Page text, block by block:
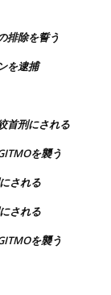
排除を誓う
を逮捕
首刑にされる
を襲う
される
される
を襲う